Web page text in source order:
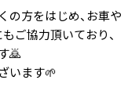
の方をはじめ、お車や
ご協力頂いており、
🙇
います🌱